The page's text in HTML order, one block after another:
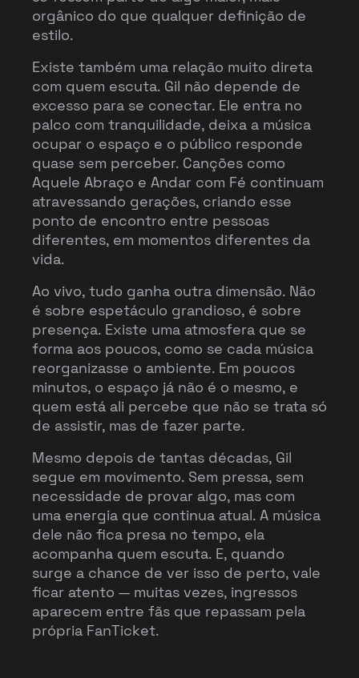
orgânico do que qualquer definição de
estilo.
Existe também uma relação muito direta
com quem escuta. Gil não depende de
excesso para se conectar. Ele entra no
palco com tranquilidade, deixa a música
ocupar o espaço e o público responde
quase sem perceber. Canções como
Aquele Abraço e Andar com Fé continuam
atravessando gerações, criando esse
ponto de encontro entre pessoas
diferentes, em momentos diferentes da
vida.
Ao vivo, tudo ganha outra dimensão. Não
é sobre espetáculo grandioso, é sobre
presença. Existe uma atmosfera que se
forma aos poucos, como se cada música
reorganizasse o ambiente. Em poucos
minutos, o espaço já não é o mesmo, e
quem está ali percebe que não se trata só
de assistir, mas de fazer parte.
Mesmo depois de tantas décadas, Gil
segue em movimento. Sem pressa, sem
necessidade de provar algo, mas com
uma energia que continua atual. A música
dele não fica presa no tempo, ela
acompanha quem escuta. E, quando
surge a chance de ver isso de perto, vale
ficar atento — muitas vezes, ingressos
aparecem entre fãs que repassam pela
própria FanTicket.